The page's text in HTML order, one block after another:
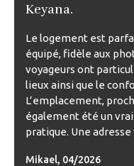
Keyana.
Le logement est
équipé, fidèle aux
voyageurs ont
lieux ainsi que le
L’emplacement,
également été un
pratique. Une
Mikael, 04/2026